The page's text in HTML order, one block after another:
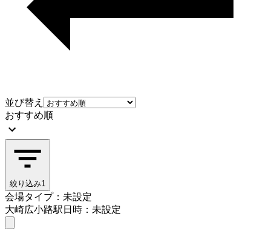
並び替え
おすすめ順
絞り込み1
会場タイプ：未設定
大崎広小路駅日時：未設定